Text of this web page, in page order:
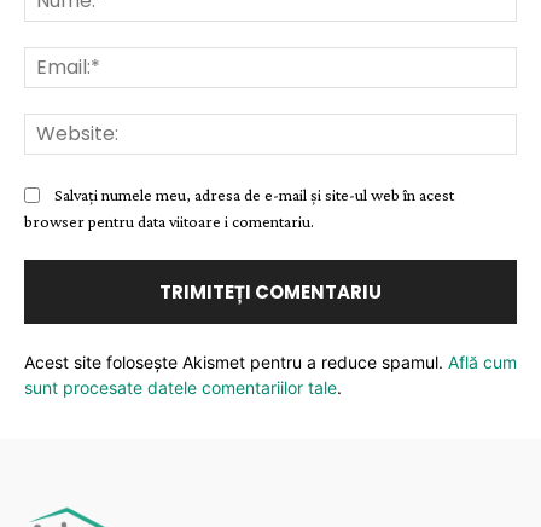
Salvați numele meu, adresa de e-mail și site-ul web în acest
browser pentru data viitoare i comentariu.
Acest site folosește Akismet pentru a reduce spamul. Află cum
sunt procesate datele comentariilor tale.